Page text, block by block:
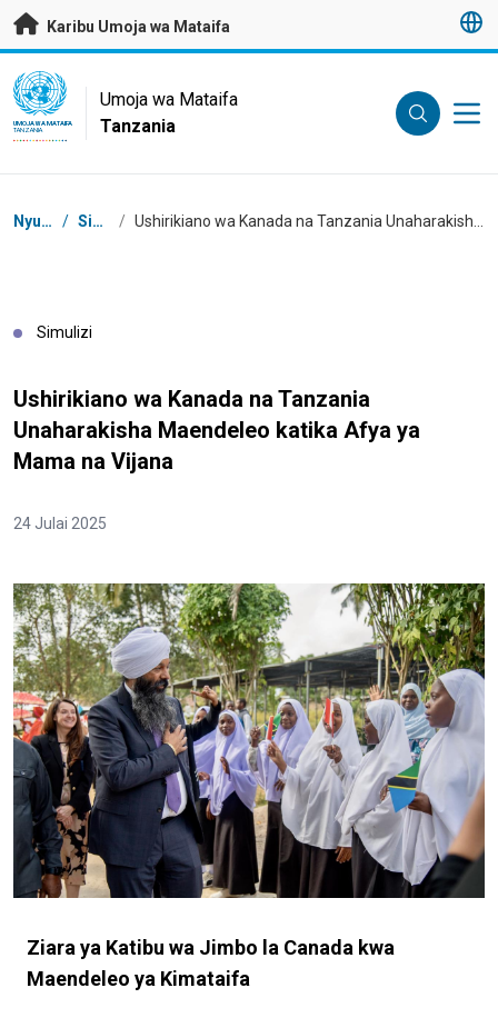
Nenda kwenye maudhui husika
Karibu Umoja wa Mataifa
UN Logo
UMOJA WA MATAIFA
TANZANIA
Umoja wa Mataifa
Tanzania
Masalia
Nyumbani / Simulizi /
Simulizi
Ushirikiano wa Kanada na Tanzania
Unaharakisha Maendeleo katika Afya ya
Mama na Vijana
24 Julai 2025
Ziara ya Katibu wa Jimbo la Canada kwa
Maendeleo ya Kimataifa